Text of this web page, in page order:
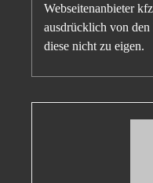
Webseitenanbieter
ausdrücklich von
diese nicht zu eigen.